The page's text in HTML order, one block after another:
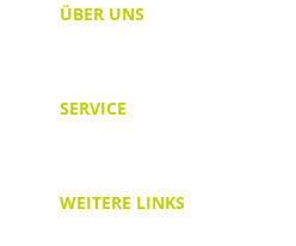
ÜBER UNS
SERVICE
WEITERE LINKS